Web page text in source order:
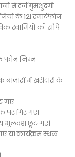
में दर्ज गुमशुदगी
के 121 स्मार्टफोन
स्वामियों को सौंपे
फोन निम्न
बाजारों में खरीदारी के
गए।
गिर गए।
भूलवश छूट गए।
या कार्यक्रम स्थल